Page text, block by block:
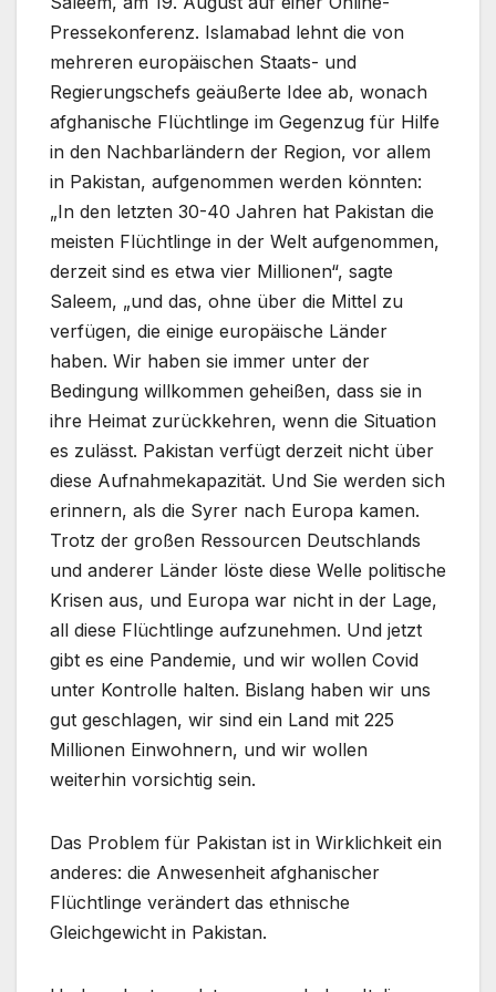
Pressekonferenz. Islamabad lehnt die von
mehreren europäischen Staats- und
Regierungschefs geäußerte Idee ab, wonach
afghanische Flüchtlinge im Gegenzug für Hilfe
in den Nachbarländern der Region, vor allem
in Pakistan, aufgenommen werden könnten:
„In den letzten 30-40 Jahren hat Pakistan die
meisten Flüchtlinge in der Welt aufgenommen,
derzeit sind es etwa vier Millionen“, sagte
Saleem, „und das, ohne über die Mittel zu
verfügen, die einige europäische Länder
haben. Wir haben sie immer unter der
Bedingung willkommen geheißen, dass sie in
ihre Heimat zurückkehren, wenn die Situation
es zulässt. Pakistan verfügt derzeit nicht über
diese Aufnahmekapazität. Und Sie werden sich
erinnern, als die Syrer nach Europa kamen.
Trotz der großen Ressourcen Deutschlands
und anderer Länder löste diese Welle politische
Krisen aus, und Europa war nicht in der Lage,
all diese Flüchtlinge aufzunehmen. Und jetzt
gibt es eine Pandemie, und wir wollen Covid
unter Kontrolle halten. Bislang haben wir uns
gut geschlagen, wir sind ein Land mit 225
Millionen Einwohnern, und wir wollen
weiterhin vorsichtig sein.
Das Problem für Pakistan ist in Wirklichkeit ein
anderes: die Anwesenheit afghanischer
Flüchtlinge verändert das ethnische
Gleichgewicht in Pakistan.